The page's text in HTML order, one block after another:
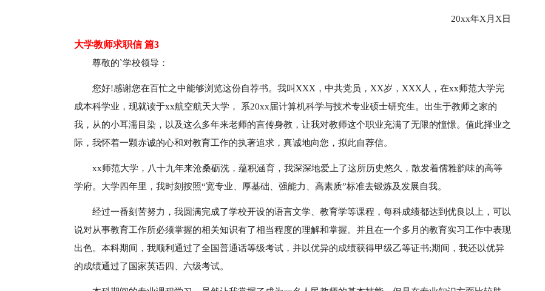
20xx年X月X日
大学教师求职信 篇3
尊敬的`学校领导：
您好!感谢您在百忙之中能够浏览这份自荐书。我叫XXX，中共党员，XX岁，XXX人，在xx师范大学完
成本科学业，现就读于xx航空航天大学， 系20xx届计算机科学与技术专业硕士研究生。出生于教师之家的
我，从的小耳濡目染，以及这么多年来老师的言传身教，让我对教师这个职业充满了无限的憧憬。值此择业之
际，我怀着一颗赤诚的心和对教育工作的执著追求，真诚地向您，拟此自荐信。
xx师范大学，八十九年来沧桑砺洗，蕴积涵育，我深深地爱上了这所历史悠久，散发着儒雅韵味的高等
学府。大学四年里，我时刻按照“宽专业、厚基础、强能力、高素质”标准去锻炼及发展自我。
经过一番刻苦努力，我圆满完成了学校开设的语言文学、教育学等课程，每科成绩都达到优良以上，可以
说对从事教育工作所必须掌握的相关知识有了相当程度的理解和掌握。并且在一个多月的教育实习工作中表现
出色。本科期间，我顺利通过了全国普通话等级考试，并以优异的成绩获得甲级乙等证书;期间，我还以优异
的成绩通过了国家英语四、六级考试。